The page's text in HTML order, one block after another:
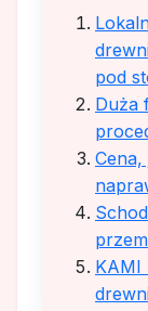
pod
Duża
KAMI